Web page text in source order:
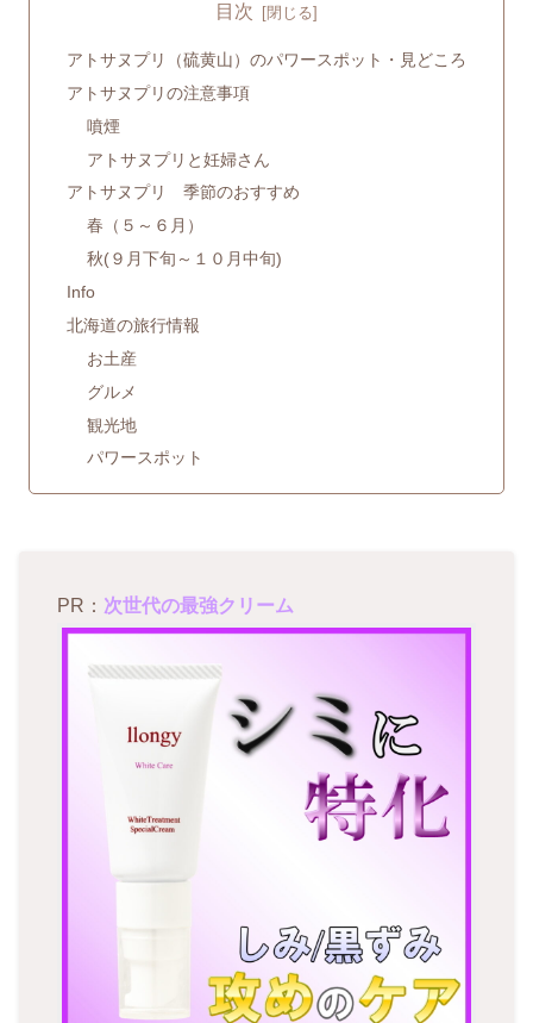
目次
アトサヌプリ（硫黄山）のパワースポット・見どころ
アトサヌプリの注意事項
噴煙
アトサヌプリと妊婦さん
アトサヌプリ 季節のおすすめ
春（５～６月）
秋(９月下旬～１０月中旬)
Info
北海道の旅行情報
お土産
グルメ
観光地
パワースポット
PR： 次世代の最強クリーム